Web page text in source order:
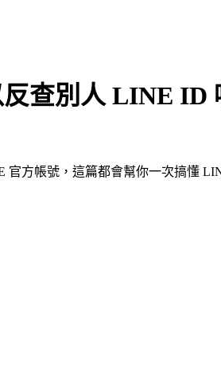
查別人 LINE ID
方帳號，這篇都會幫你一次搞懂